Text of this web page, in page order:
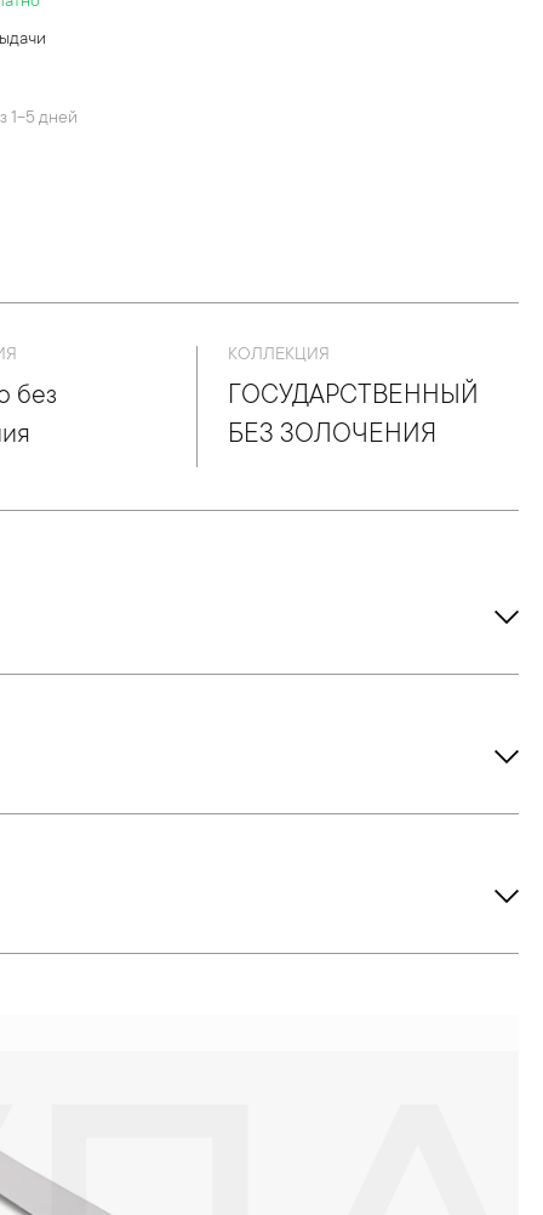
1-5 дней
без
КОЛЛЕКЦИЯ
ГОСУДАРСТВЕННЫЙ
БЕЗ ЗОЛОЧЕНИЯ
или замшевой салфеткой.